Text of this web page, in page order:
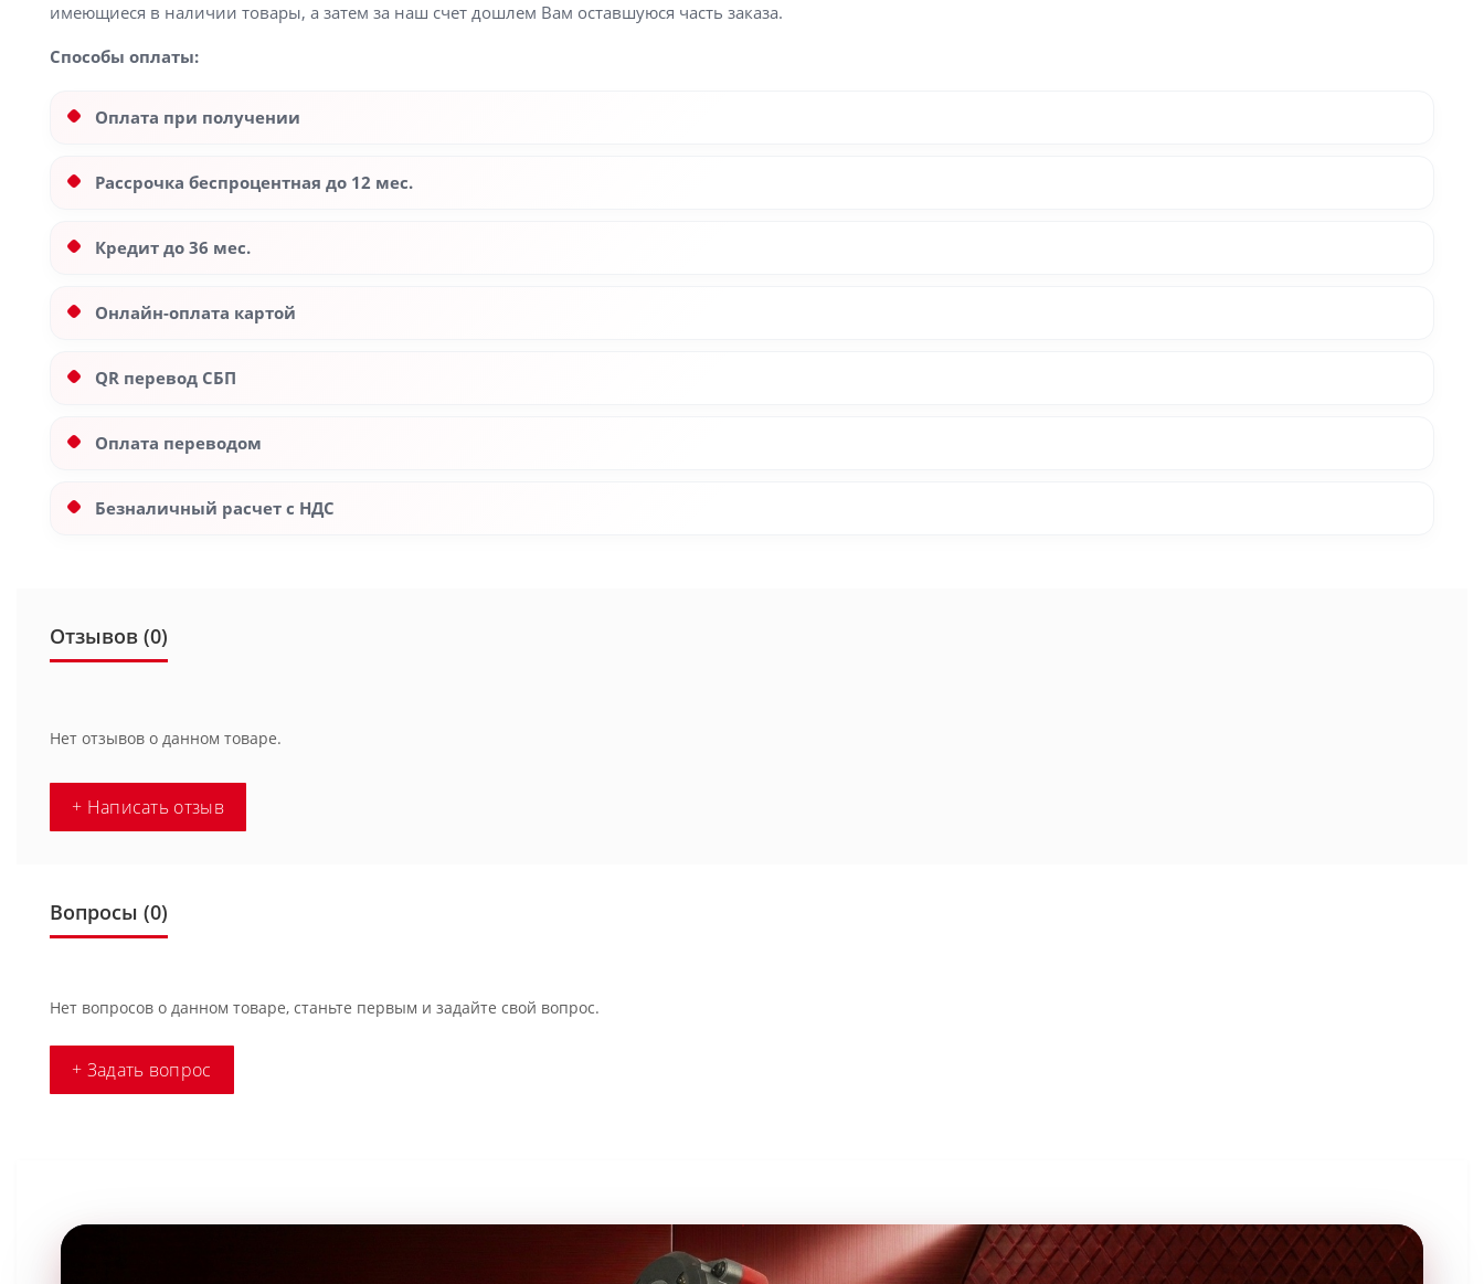
имеющиеся в наличии товары, а затем за наш счет дошлем Вам оставшуюся часть заказа.
Способы оплаты:
Оплата при получении
Рассрочка беспроцентная до 12 мес.
Кредит до 36 мес.
Онлайн-оплата картой
QR перевод СБП
Оплата переводом
Безналичный расчет с НДС
Отзывов (0)
Нет отзывов о данном товаре.
+ Написать отзыв
Вопросы (0)
Нет вопросов о данном товаре, станьте первым и задайте свой вопрос.
+ Задать вопрос